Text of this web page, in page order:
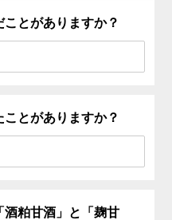
とがありますか？
とがありますか？
酒粕甘酒」と「麹甘